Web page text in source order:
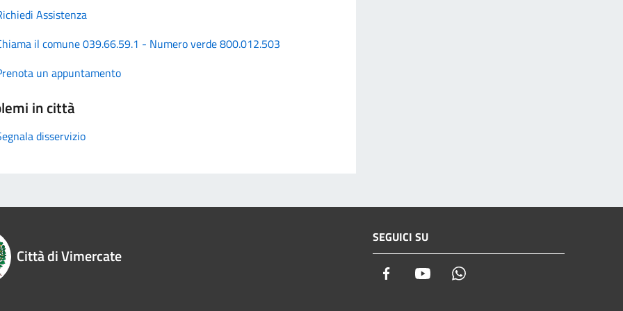
Assistenza
il comune 039.66.59.1 - Numero verde 800.012.503
un appuntamento
in città
disservizio
Città di Vimercate
SEGUICI SU
Facebook Youtube